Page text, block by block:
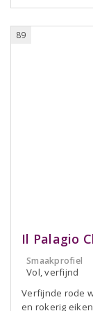
89
Il Palagio
Smaakprofiel
Vol, verfijnd
Verfijnde rode
en rokerig